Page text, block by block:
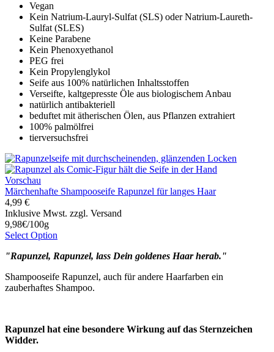
Vegan
Kein Natrium-Lauryl-Sulfat (SLS) oder Natrium-Laureth-
Sulfat (SLES)
Keine Parabene
Kein Phenoxyethanol
PEG frei
Kein Propylenglykol
Seife aus 100% natürlichen Inhaltsstoffen
Verseifte, kaltgepresste Öle aus biologischem Anbau
natürlich antibakteriell
beduftet mit ätherischen Ölen, aus Pflanzen extrahiert
100% palmölfrei
tierversuchsfrei
Vorschau
Märchenhafte Shampooseife Rapunzel für langes Haar
4,99 €
Inklusive Mwst. zzgl. Versand
9,98€/100g
Select Option
"Rapunzel, Rapunzel, lass Dein goldenes Haar herab."
Shampooseife Rapunzel, auch für andere Haarfarben ein
zauberhaftes Shampoo.
Rapunzel hat eine besondere Wirkung auf das Sternzeichen
Widder.